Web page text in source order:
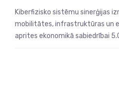
Kiberfizisko sistēmu sinerģijas
mobilitātes, infrastruktūras un
aprites ekonomikā sabiedrībai